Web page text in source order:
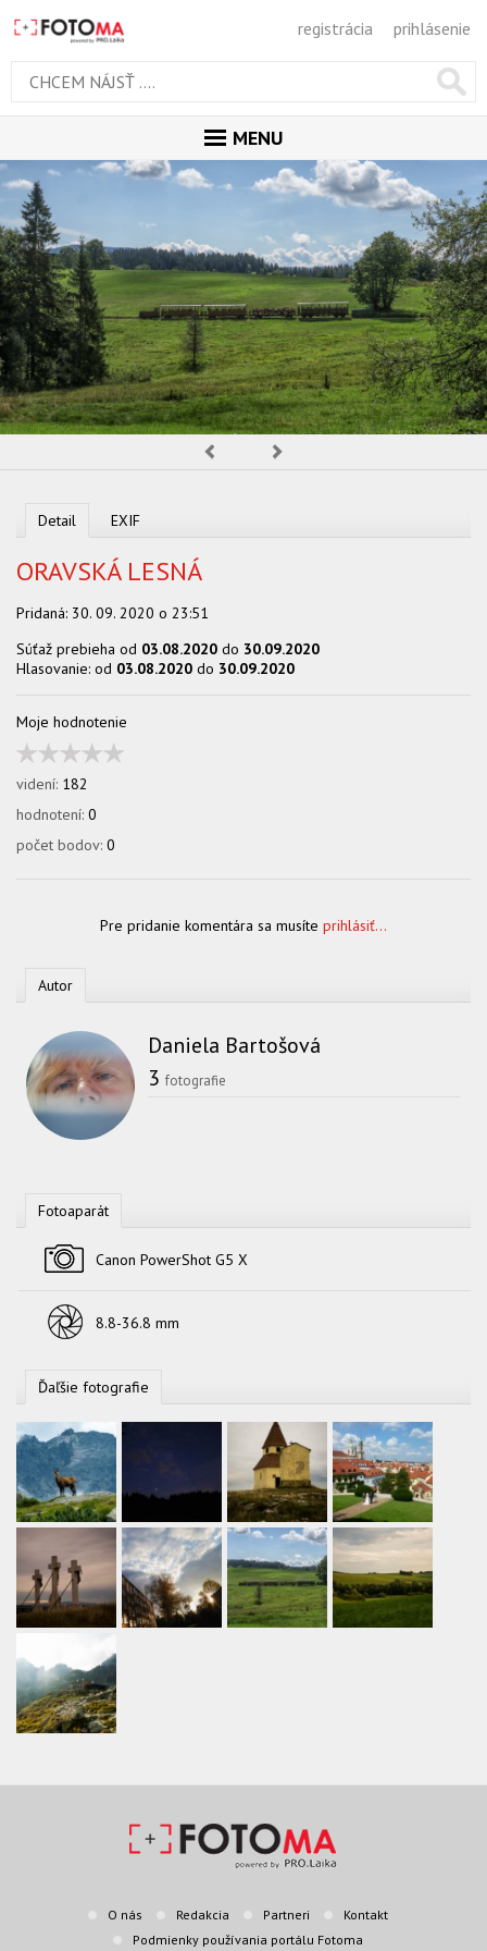
registrácia prihlásenie
MENU
ÚVOD
GALÉRIA
PORADŇA
SÚŤAŽE
KALENDÁR AKCIÍ
WORKSHOPY
Detail EXIF
ORAVSKÁ LESNÁ
Pridaná: 30. 09. 2020 o 23:51
Súťaž prebieha od 03.08.2020 do 30.09.2020
Hlasovanie: od 03.08.2020 do 30.09.2020
Moje hodnotenie
videní: 182
hodnotení: 0
počet bodov: 0
Pre pridanie komentára sa musíte prihlásiť...
Autor
Daniela Bartošová
3 fotografie
Fotoaparát
Canon PowerShot G5 X
8.8-36.8 mm
Ďaľšie fotografie
O nás Redakcia Partneri
Kontakt
Podmienky používania portálu Fotoma